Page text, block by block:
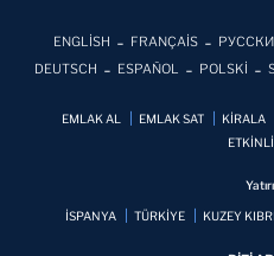
ENGLİSH FRANÇAİS
DEUTSCH
ESPAÑOL POLSKİ
EMLAK AL EMLAK SAT KİRALA
İSPANYA TÜRKİYE KUZEY